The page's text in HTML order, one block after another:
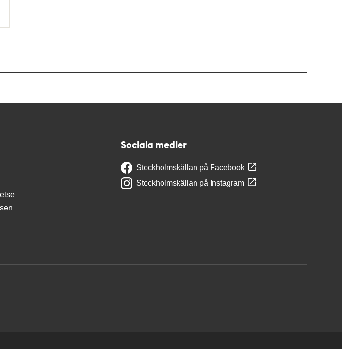
Sociala medier
Stockholmskällan på Facebook
Stockholmskällan på Instagram